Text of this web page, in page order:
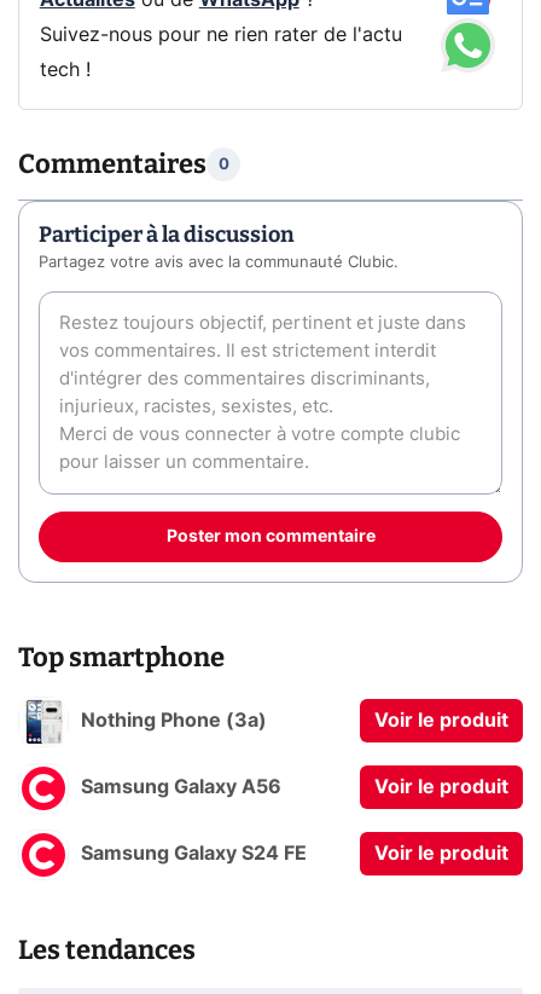
Suivez-nous pour ne rien rater de l'actu
tech !
Commentaires 0
Participer à la discussion
Partagez votre avis avec la communauté Clubic.
Poster mon commentaire
Top smartphone
Nothing Phone (3a) Voir le produit
Samsung Galaxy A56 Voir le produit
Samsung Galaxy S24 FE Voir le produit
Les tendances